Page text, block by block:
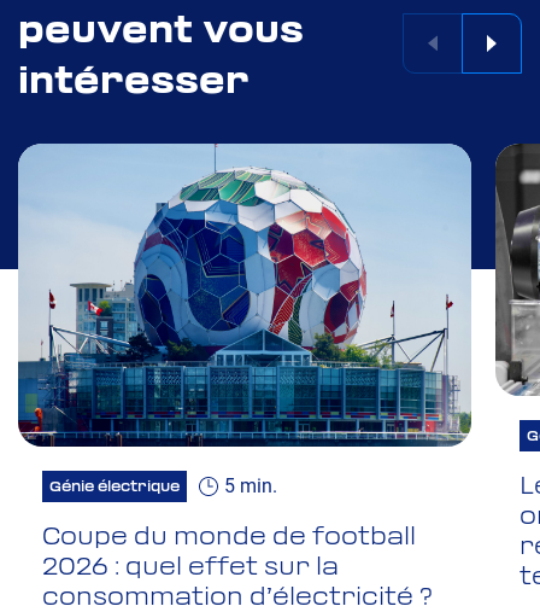
peuvent vous
intéresser
Génie électrique 5 min.
Coupe du monde de football
2026 : quel effet sur la
consommation d’électricité ?